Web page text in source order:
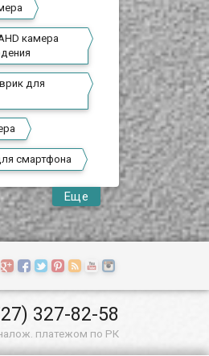
камера
для
смартфона
Еще
327-82-58
платежом по РК